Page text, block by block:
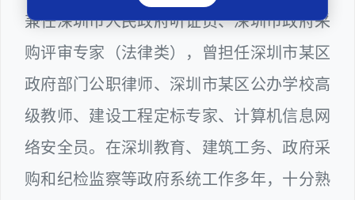
兼任深圳市人民政府听证员、深圳市政府采
购评审专家（法律类），曾担任深圳市某区
政府部门公职律师、深圳市某区公办学校高
级教师、建设工程定标专家、计算机信息网
络安全员。在深圳教育、建筑工务、政府采
购和纪检监察等政府系统工作多年，十分熟